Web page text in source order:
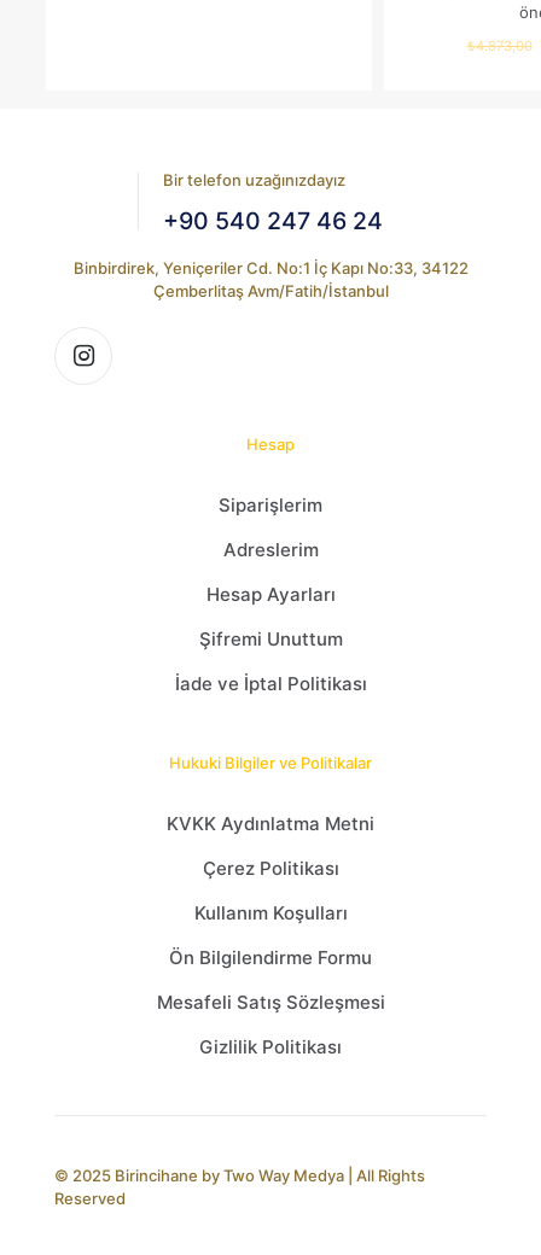
₺4.873,00
Bir telefon uzağınızdayız
+90 540 247 46 24
Binbirdirek, Yeniçeriler Cd. No:1 İç Kapı No:33, 34122
Çemberlitaş Avm/Fatih/İstanbul
Hesap
Siparişlerim
Adreslerim
Hesap Ayarları
Şifremi Unuttum
İade ve İptal Politikası
Hukuki Bilgiler ve Politikalar
KVKK Aydınlatma Metni
Çerez Politikası
Kullanım Koşulları
Ön Bilgilendirme Formu
Mesafeli Satış Sözleşmesi
Gizlilik Politikası
© 2025 Birincihane byTwo Way Medya | All Rights
Reserved